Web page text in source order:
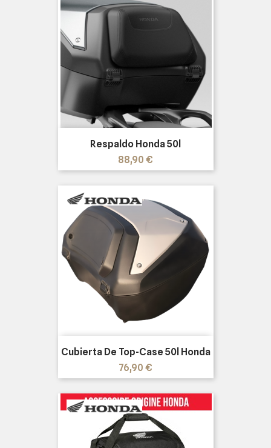
Respaldo Honda 50l
Precio
88,90 €
Cubierta De Top-Case 50l Honda
Precio
76,90 €